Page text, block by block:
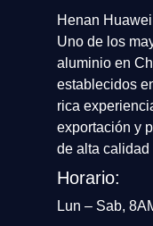
Henan
Uno de los
aluminio en
establecidos
rica
exportación y
de alta calidad
Horario:
Lun – Sab,